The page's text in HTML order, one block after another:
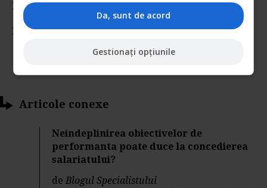
Rating:
Nota:4.36din50voturi
Articole conexe
Neindeplinirea obiectivelor de
performanta poate duce la concedierea
salariatului?
deBlogul Specialistului
Da, sunt de acord
Gestionați opțiunile